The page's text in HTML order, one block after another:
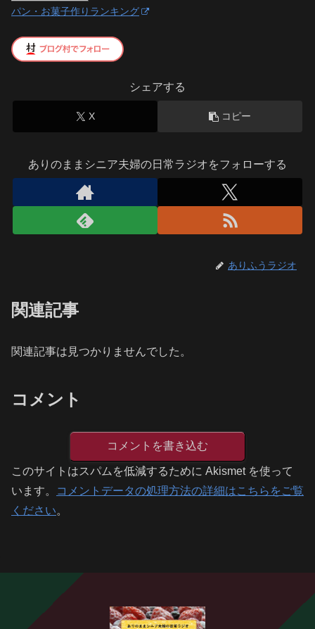
パン・お菓子作りランキング
シェアする
X コピー
ありのままシニア夫婦の日常ラジオをフォローする
ありふうラジオ
関連記事
関連記事は見つかりませんでした。
コメント
コメントを書き込む
このサイトはスパムを低減するために Akismet を使って
います。
コメントデータの処理方法の詳細はこちらをご覧
ください。